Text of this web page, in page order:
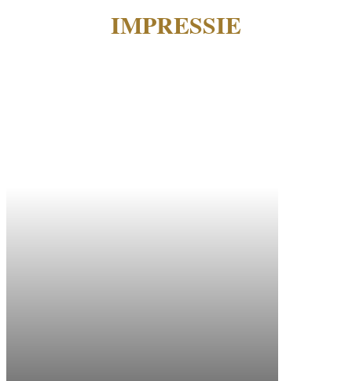
IMPRESSIE